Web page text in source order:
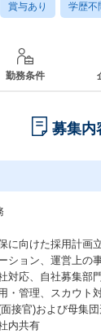
賞与あり 学歴不
勤務条件
募集内
に向けた採用計画
ション、運営上の
対応、自社募集部
・管理、スカウト
面接官)および母集
内共有